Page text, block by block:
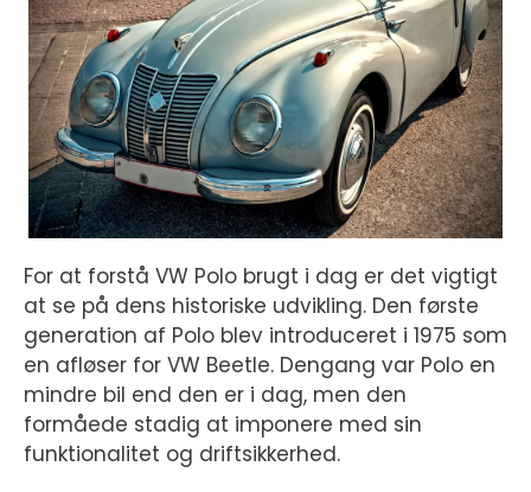
For at forstå VW Polo brugt i dag er det vigtigt
at se på dens historiske udvikling. Den første
generation af Polo blev introduceret i 1975 som
en afløser for VW Beetle. Dengang var Polo en
mindre bil end den er i dag, men den
formåede stadig at imponere med sin
funktionalitet og driftsikkerhed.